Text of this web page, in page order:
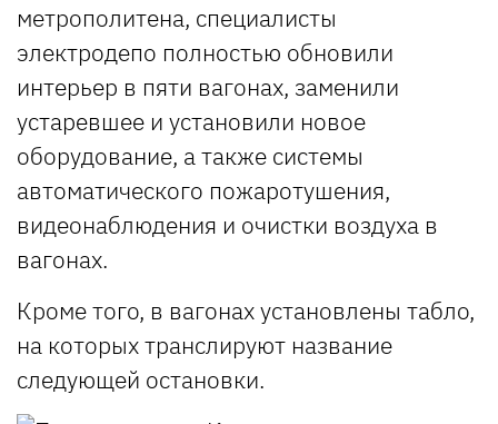
метрополитена, специалисты
электродепо полностью обновили
интерьер в пяти вагонах, заменили
устаревшее и установили новое
оборудование, а также системы
автоматического пожаротушения,
видеонаблюдения и очистки воздуха в
вагонах.
Кроме того, в вагонах установлены табло,
на которых транслируют название
следующей остановки.